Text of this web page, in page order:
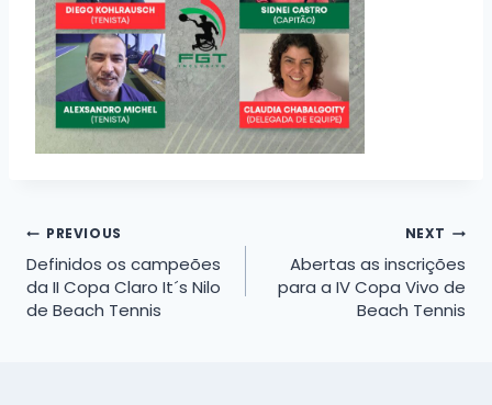
Navegação
de
PREVIOUS
Definidos os campeões
da II Copa Claro It´s Nilo
de Beach Tennis
NEXT
Abertas as inscrições
para a IV Copa Vivo de
Beach Tennis